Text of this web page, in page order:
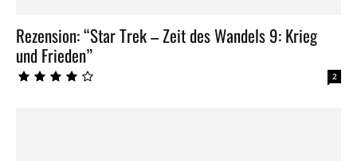
Rezension: “Star Trek – Zeit des Wandels 9: Krieg
und Frieden”
2